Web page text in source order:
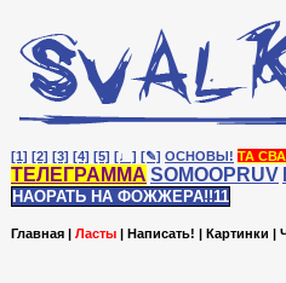
[1] [2] [3] [4] [5] [♩] [✎] ОСНОВЫ! ТА
ТЕЛЕГРАММА SOMOOPRUV
НАОРАТЬ НА ФОЖЖЕРА!!11
Главная | Ласты | Написать! | Картинки |